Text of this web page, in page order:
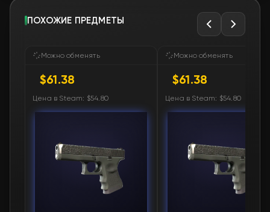
FN $64.60 🛒
FN $64.79
FN $64.87
FN $64.93🛒
$64.93 🛒
ПОХОЖИЕ ПРЕДМЕТЫ
Можно обменять
$61.38
Цена в Steam: $54.80
Можно обменять
$61.38
Цена в Steam: $54.80